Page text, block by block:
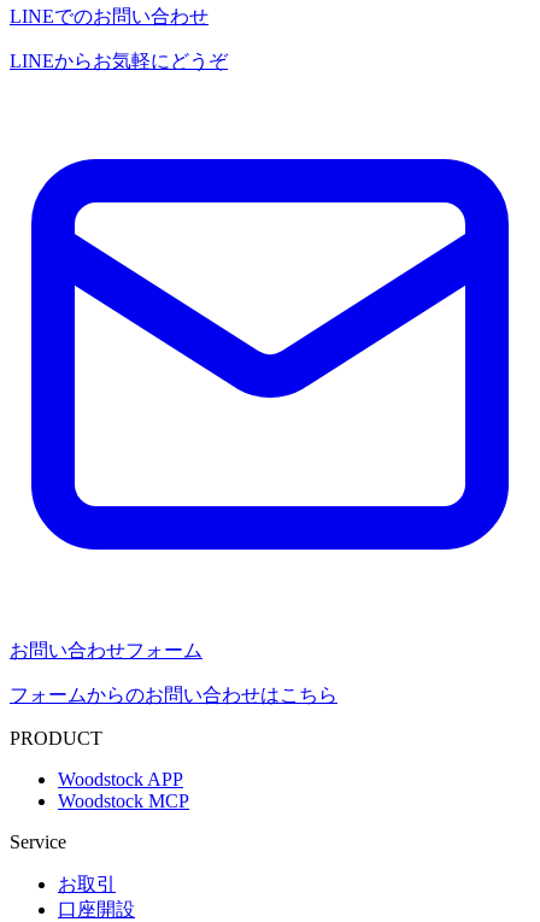
LINEでのお問い合わせ
LINEからお気軽にどうぞ
お問い合わせフォーム
フォームからのお問い合わせはこちら
PRODUCT
Woodstock APP
Woodstock MCP
Service
お取引
口座開設